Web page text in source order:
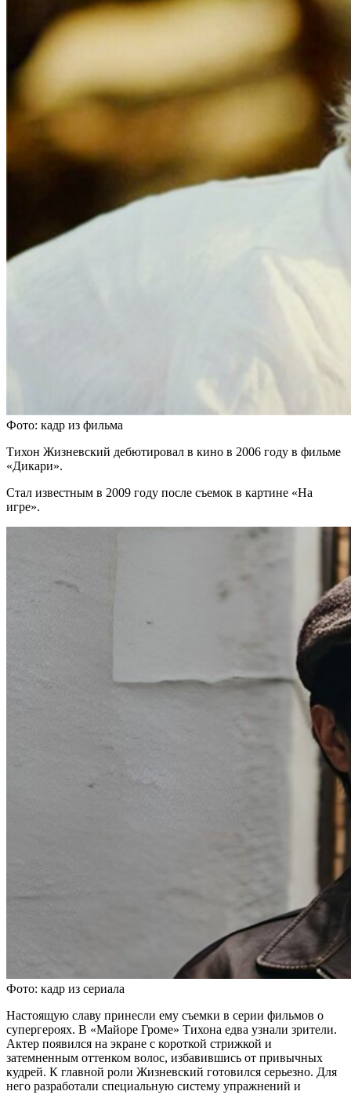
Фото: кадр из фильма
Тихон Жизневский дебютировал в кино в 2006 году в фильме
«Дикари».
Стал известным в 2009 году после съемок в картине «На
игре».
Фото: кадр из сериала
Настоящую славу принесли ему съемки в серии фильмов о
супергероях. В «Майоре Громе» Тихона едва узнали зрители.
Актер появился на экране с короткой стрижкой и
затемненным оттенком волос, избавившись от привычных
кудрей. К главной роли Жизневский готовился серьезно. Для
него разработали специальную систему упражнений и